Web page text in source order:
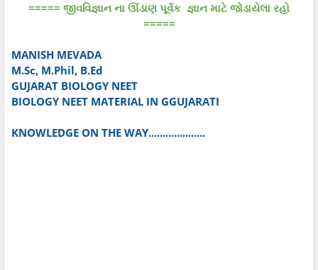
===== જીવવિજ્ઞાન ના ઊંડાણ પૂર્વક જ્ઞાન માટે જોડાયેલા રહો
=====
MANISH MEVADA
M.Sc, M.Phil, B.Ed
GUJARAT BIOLOGY NEET
BIOLOGY NEET MATERIAL IN GGUJARATI
KNOWLEDGE ON THE WAY....................